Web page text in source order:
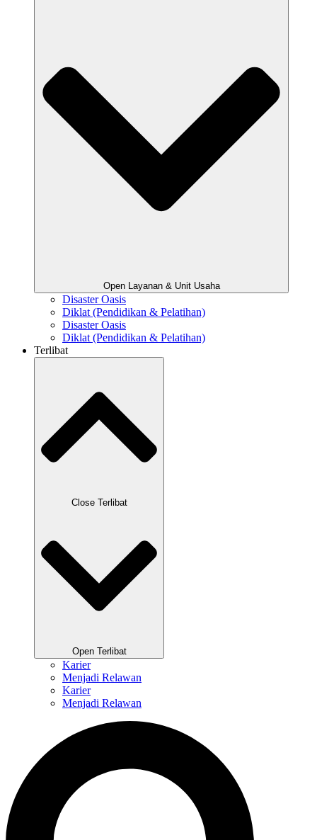
Open Layanan & Unit Usaha
Disaster Oasis
Diklat (Pendidikan & Pelatihan)
Disaster Oasis
Diklat (Pendidikan & Pelatihan)
Terlibat
Close Terlibat
Open Terlibat
Karier
Menjadi Relawan
Karier
Menjadi Relawan